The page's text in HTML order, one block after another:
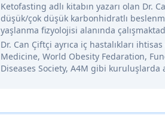
Ketofasting adlı kitabın yazarı olan Dr.
düşük/çok düşük karbonhidratlı
yaşlanma fizyolojisi alanında
Dr. Can Çiftçi ayrıca iç hastalıkları
Medicine, World Obesity Fedaration,
Diseases Society, A4M gibi